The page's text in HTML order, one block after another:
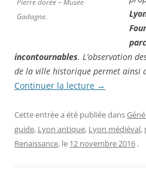
Pierre dorée – Musée
Gadagne.
incontournables. L’observation
de la ville historique permet ainsi
Continuer la lecture →
Cette entrée a été publiée dans
guide, Lyon antique, Lyon médiéval,
Renaissance, le 12 novembre 2016 .